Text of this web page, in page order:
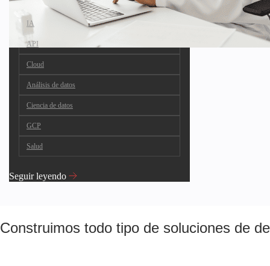
IA
API
Cloud
Análisis de datos
Ciencia de datos
GCP
Salud
Seguir leyendo
Construimos todo tipo de soluciones de